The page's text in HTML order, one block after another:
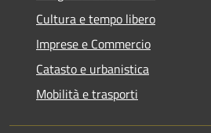
Cultura e tempo libero
Imprese e Commercio
Catasto e urbanistica
Mobilità e trasporti